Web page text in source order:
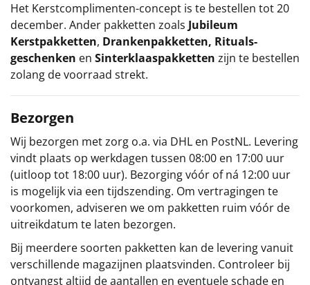
Het Kerstcomplimenten-concept is te bestellen tot 20
december. Ander pakketten zoals Jubileum
Kerstpakketten, Drankenpakketten, Rituals-
geschenken en Sinterklaaspakketten zijn te bestellen
zolang de voorraad strekt.
Bezorgen
Wij bezorgen met zorg o.a. via DHL en PostNL. Levering
vindt plaats op werkdagen tussen 08:00 en 17:00 uur
(uitloop tot 18:00 uur). Bezorging vóór of ná 12:00 uur
is mogelijk via een tijdszending. Om vertragingen te
voorkomen, adviseren we om pakketten ruim vóór de
uitreikdatum te laten bezorgen.
Bij meerdere soorten pakketten kan de levering vanuit
verschillende magazijnen plaatsvinden. Controleer bij
ontvangst altijd de aantallen en eventuele schade en